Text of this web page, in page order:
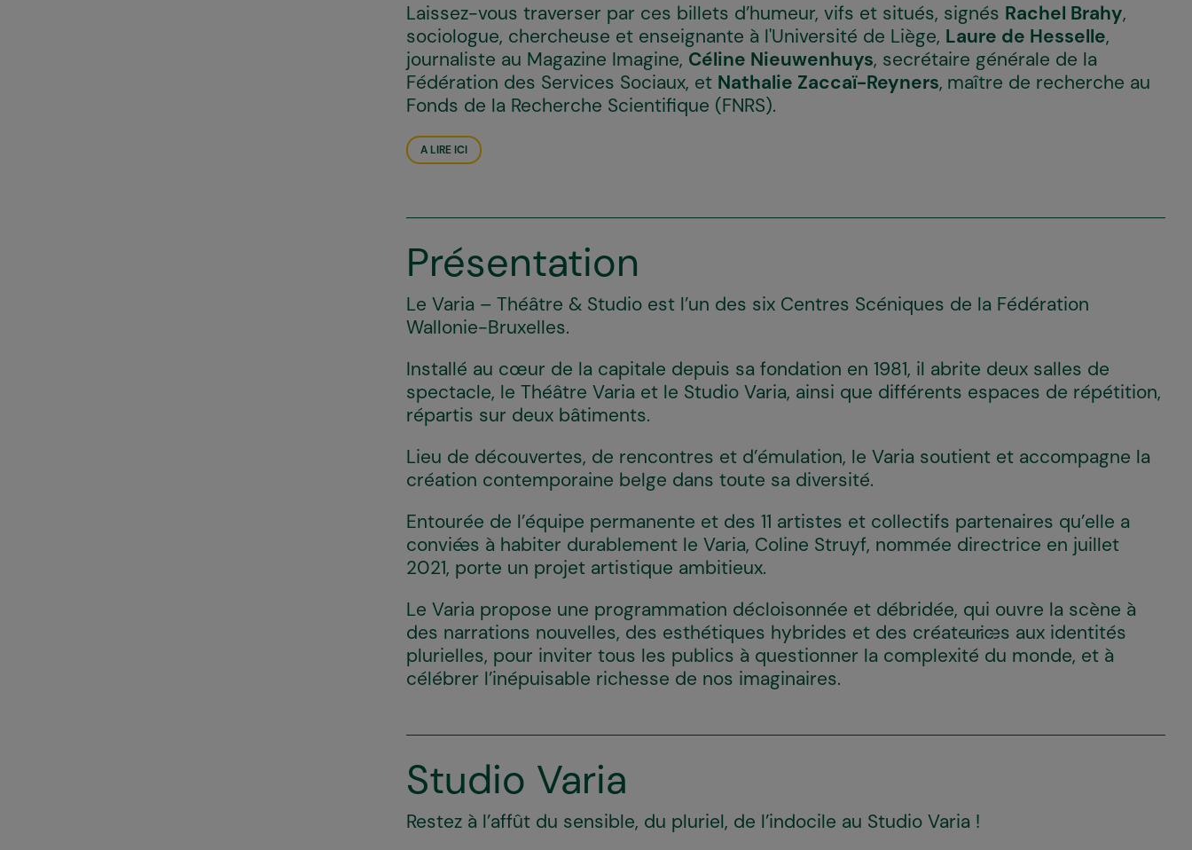
Laissez-vous traverser par ces billets d’humeur, vifs et situés, signés Rachel Brahy,
sociologue, chercheuse et enseignante à l'Université de Liège, Laure de Hesselle,
journaliste au Magazine Imagine, Céline Nieuwenhuys, secrétaire générale de la
Fédération des Services Sociaux, et Nathalie Zaccaï-Reyners, maître de recherche au
Fonds de la Recherche Scientifique (FNRS).
A LIRE ICI
Présentation
Le Varia – Théâtre & Studio est l’un des six Centres Scéniques de la Fédération
Wallonie-Bruxelles.
Installé au cœur de la capitale depuis sa fondation en 1981, il abrite deux salles de
spectacle, le Théâtre Varia et le Studio Varia, ainsi que différents espaces de répétition,
répartis sur deux bâtiments.
Lieu de découvertes, de rencontres et d’émulation, le Varia soutient et accompagne la
création contemporaine belge dans toute sa diversité.
Entourée de l’équipe permanente et des 11 artistes et collectifs partenaires qu’elle a
convié·es à habiter durablement le Varia, Coline Struyf, nommée directrice en juillet
2021, porte un projet artistique ambitieux.
Le Varia propose une programmation décloisonnée et débridée, qui ouvre la scène à
des narrations nouvelles, des esthétiques hybrides et des créateur·ices aux identités
plurielles, pour inviter tous les publics à questionner la complexité du monde, et à
célébrer l’inépuisable richesse de nos imaginaires.
Studio Varia
Restez à l’affût du sensible, du pluriel, de l’indocile au Studio Varia !